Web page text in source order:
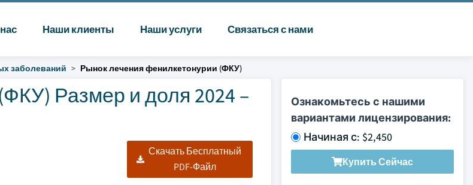
Наши клиенты Наши услуги Связаться с нами
заболеваний Рынок лечения фенилкетонурии (ФКУ)
Размер и доля 2024 –
Скачать Бесплатный
PDF-Файл
Ознакомьтесь с нашими
вариантами лицензирования:
Начиная с: $2,450
Купить Сейчас